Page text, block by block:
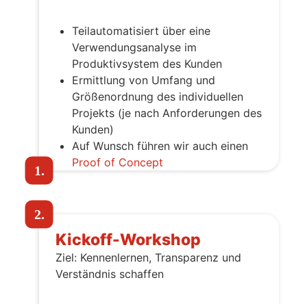
1.
Teilautomatisiert über eine
Verwendungsanalyse im
Produktivsystem des Kunden
Ermittlung von Umfang und
Größenordnung des individuellen
Projekts (je nach Anforderungen des
Kunden)
Auf Wunsch führen wir auch einen
Proof of Concept
2.
Kickoff-Workshop
Ziel: Kennenlernen, Transparenz und
Verständnis schaffen